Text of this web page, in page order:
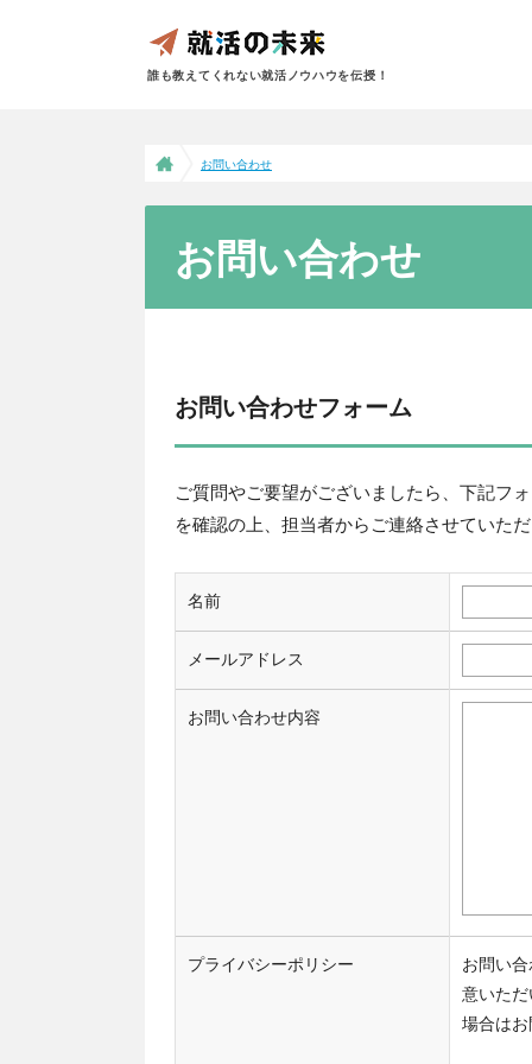
誰も教えてくれない就活ノウハウを伝授！
お問い合わせ
お問い合わせ
お問い合わせフォーム
ご質問やご要望がございましたら、下記フ
を確認の上、担当者からご連絡させていた
名前
メールアドレス
お問い合わせ内容
プライバシーポリシー
お問い
意いた
場合は